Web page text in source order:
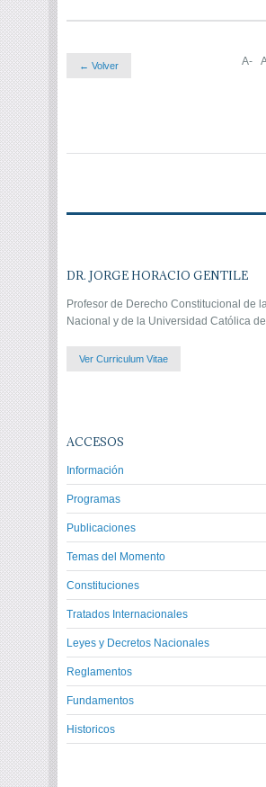
← Volver A-
DR. JORGE HORACIO GENTILE
Profesor de Derecho Constitucional de
Nacional y de la Universidad Católica
Ver Curriculum Vitae
ACCESOS
Información
Programas
Publicaciones
Temas del Momento
Constituciones
Tratados Internacionales
Leyes y Decretos Nacionales
Reglamentos
Fundamentos
Historicos